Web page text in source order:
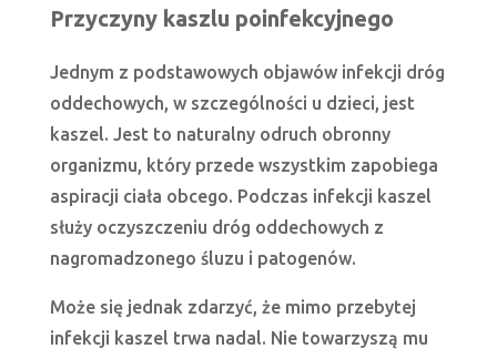
Przyczyny kaszlu poinfekcyjnego
Jednym z podstawowych objawów infekcji dróg
oddechowych, w szczególności u dzieci, jest
kaszel. Jest to naturalny odruch obronny
organizmu, który przede wszystkim zapobiega
aspiracji ciała obcego. Podczas infekcji kaszel
służy oczyszczeniu dróg oddechowych z
nagromadzonego śluzu i patogenów.
Może się jednak zdarzyć, że mimo przebytej
infekcji kaszel trwa nadal. Nie towarzyszą mu